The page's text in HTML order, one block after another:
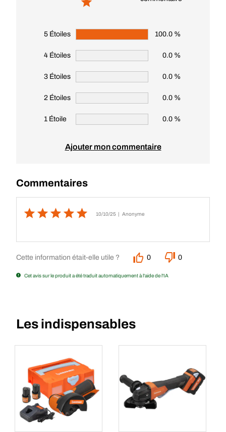
5 Étoiles 100.0 %
4 Étoiles 0.0 %
3 Étoiles 0.0 %
2 Étoiles 0.0 %
1 Étoile 0.0 %
Ajouter mon commentaire
Commentaires
10/10/25 | Anonyme
Cette information était-elle utile ? 0 0
Cet avis sur le produit a été traduit automatiquement à l'aide de l'IA
Les indispensables